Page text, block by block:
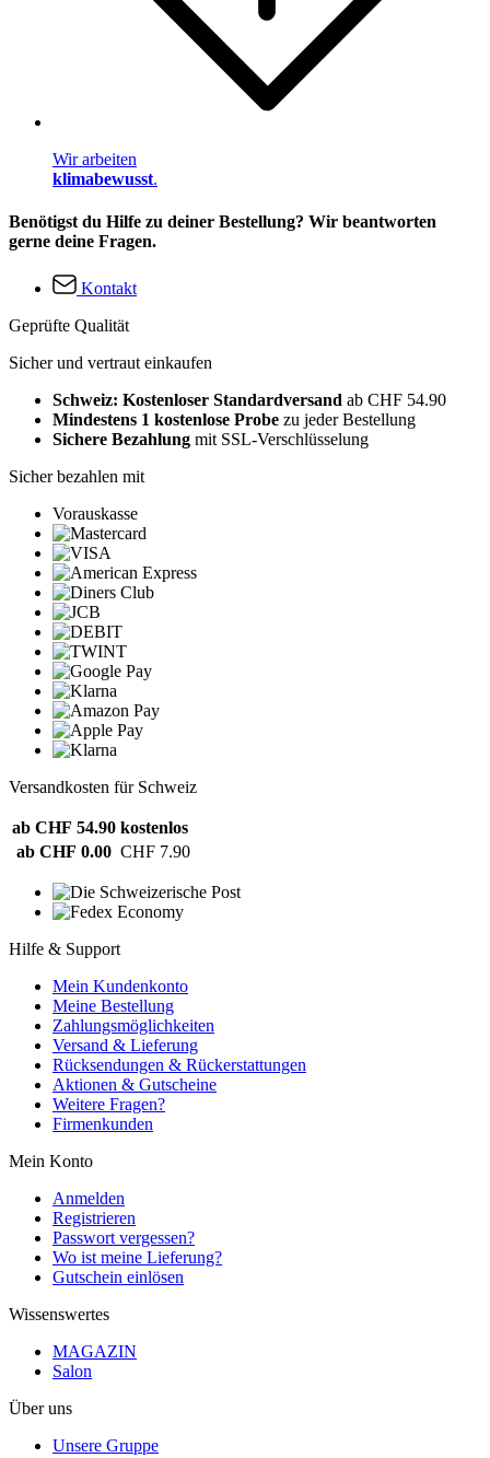
Wir arbeiten
klimabewusst.
Benötigst du Hilfe zu deiner Bestellung? Wir beantworten
gerne deine Fragen.
Kontakt
Geprüfte Qualität
Sicher und vertraut einkaufen
Schweiz: Kostenloser Standardversand ab CHF 54.90
Mindestens 1 kostenlose Probe zu jeder Bestellung
Sichere Bezahlung mit SSL-Verschlüsselung
Sicher bezahlen mit
Vorauskasse
Versandkosten für Schweiz
ab CHF 54.90 kostenlos
ab CHF 0.00 CHF 7.90
Hilfe & Support
Mein Kundenkonto
Meine Bestellung
Zahlungsmöglichkeiten
Versand & Lieferung
Rücksendungen & Rückerstattungen
Aktionen & Gutscheine
Weitere Fragen?
Firmenkunden
Mein Konto
Anmelden
Registrieren
Passwort vergessen?
Wo ist meine Lieferung?
Gutschein einlösen
Wissenswertes
MAGAZIN
Salon
Über uns
Unsere Gruppe